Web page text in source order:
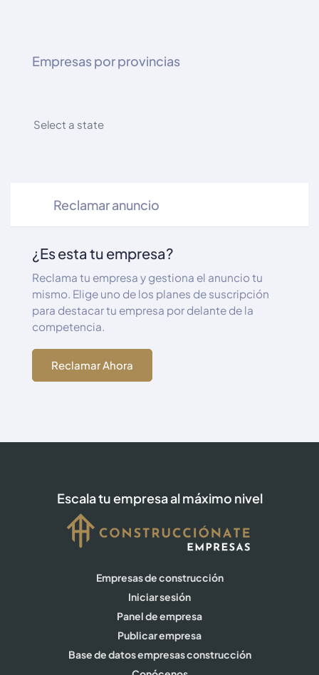
Empresas por provincias
Select a state
Reclamar anuncio
¿Es esta tu empresa?
Reclama tu empresa y gestiona el anuncio tu
mismo. Elige uno de los planes de suscripción
para destacar tu empresa por delante de la
competencia.
Reclamar Ahora
Escala tu empresa al máximo nivel
Empresas de construcción
Iniciar sesión
Panel de empresa
Publicar empresa
Base de datos empresas construcción